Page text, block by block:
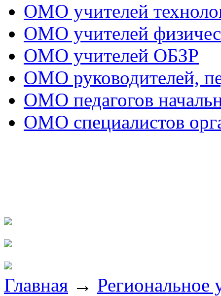
ОМО учителей
ОМО учителей
ОМО учителей ОБЗР
ОМО руководителей,
ОМО педагогов
ОМО специалистов
Главная → Региональное